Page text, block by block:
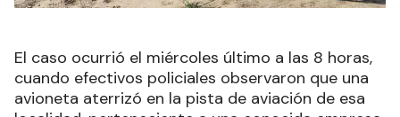
El caso ocurrió el miércoles último a las 8 horas,
cuando efectivos policiales observaron que una
avioneta aterrizó en la pista de aviación de esa